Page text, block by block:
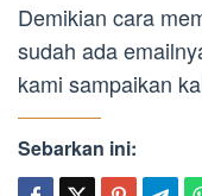
Demikian cara
sudah ada
kami sampaikan
Sebarkan ini: